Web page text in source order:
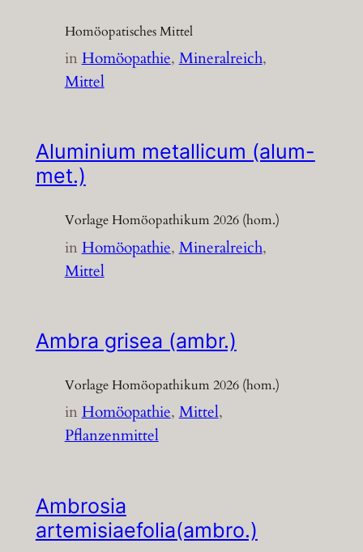
Homöopatisches Mittel
inHomöopathie, Mineralreich
Mittel
Aluminium metallicum (alum-
met.)
Vorlage Homöopathikum 2026 (hom.)
inHomöopathie, Mineralreich
Mittel
Ambra grisea (ambr.)
Vorlage Homöopathikum 2026 (hom.)
inHomöopathie, Mittel
Pflanzenmittel
Ambrosia
artemisiaefolia(ambro.)